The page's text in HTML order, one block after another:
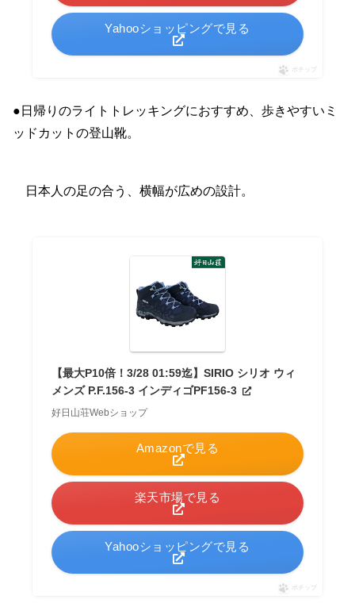
Yahooショッピングで見る
ポチップ
●日帰りのライトトレッキングにおすすめ、歩きやすいミ
ッドカットの登山靴。
日本人の足の合う、横幅が広めの設計。
【最大P10倍！3/28 01:59迄】SIRIO シリオ ウィ
メンズ P.F.156-3 インディゴPF156-3
好日山荘Webショップ
Amazonで見る
楽天市場で見る
Yahooショッピングで見る
ポチップ